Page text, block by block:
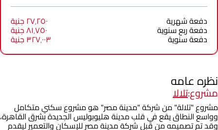
دفعة شهرية ٢٧٬٢٥٠ جنية
دفعة ربع سنوية ٨١٬٧٥٠ جنية
دفعة سنوية ٣٢٧٬٠٠٣ جنية
نظره عامه
مشروع:تلالا
مشروع "تلالة" من شركة "مدينة مصر" هو مشروع سكني متكامل
وواسع النطاق يقع في قلب مدينة هليوبوليس الجديدة بشرق القاهرة،
وقد تم تصميمه من قبل شركة مدينة مصر للإسكان والتعمير ليقدم